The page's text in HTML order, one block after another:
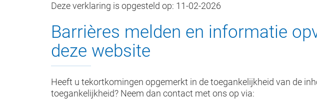
Deze verklaring is opgesteld op: 11-02-2026
Barrières melden en informatie
deze website
Heeft u tekortkomingen opgemerkt in de toegankelijkheid van de
toegankelijkheid? Neem dan contact met ons op via: